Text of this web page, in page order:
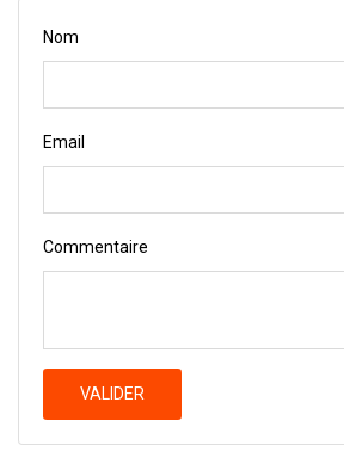
Nom
Email
Commentaire
VALIDER